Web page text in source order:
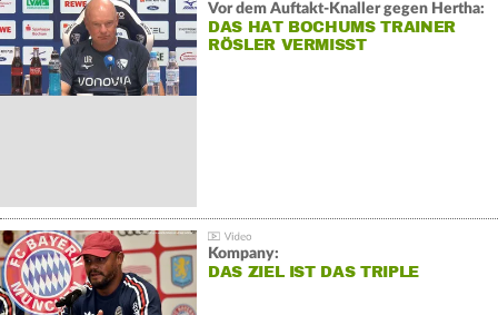
Vor dem Auftakt-Knaller gegen Hertha:
DAS HAT BOCHUMS TRAINER
RÖSLER VERMISST
Kompany:
DAS ZIEL IST DAS TRIPLE